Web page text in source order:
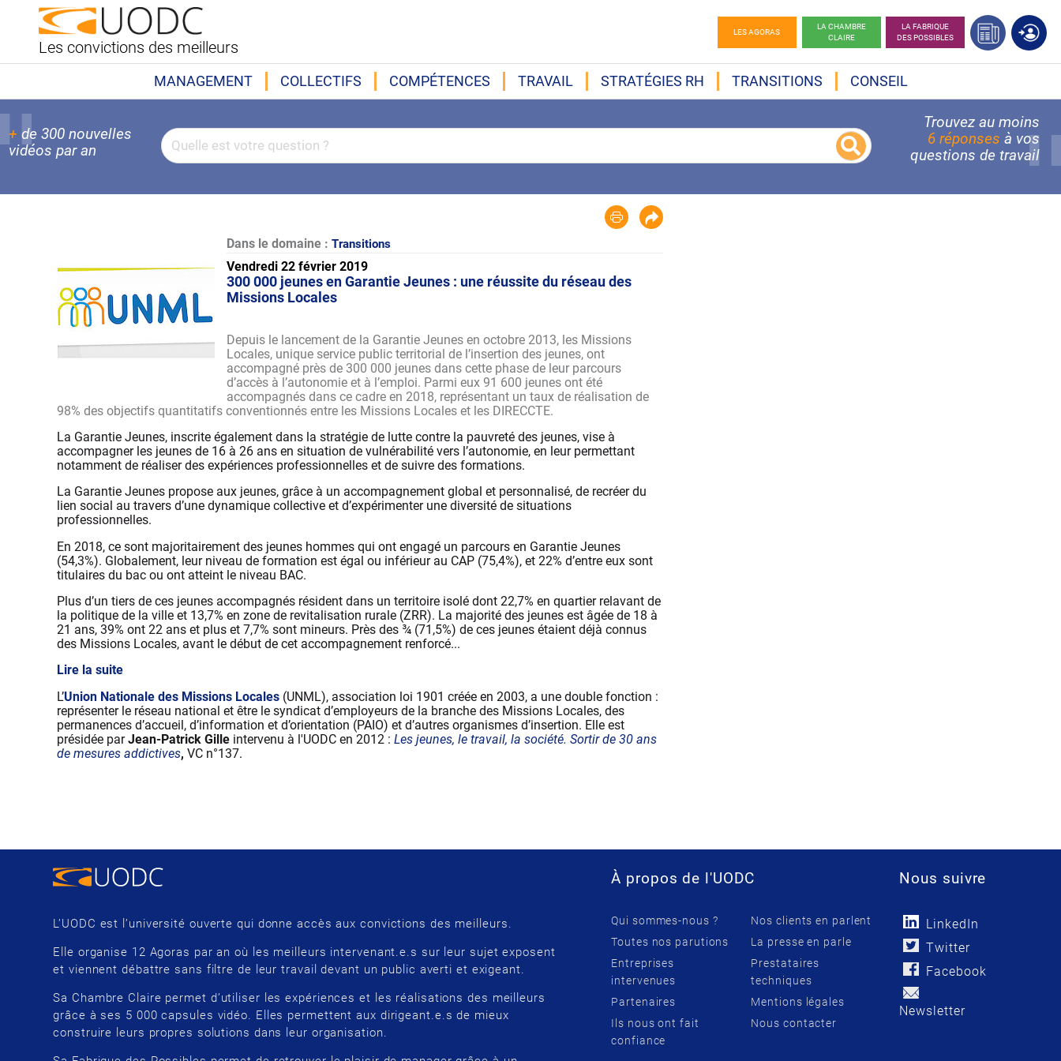
Les convictions des meilleurs
LES AGORAS
LA CHAMBRE
CLAIRE
LA FABRIQUE
DES POSSIBLES
MANAGEMENT COLLECTIFS COMPÉTENCES TRAVAIL STRATÉGIES RH TRANSITIONS CONSEIL
+ de 300 nouvelles
vidéos par an
Trouvez au moins
6 réponses à vos
questions de travail
Dans le domaine : Transitions
Vendredi 22 février 2019
300 000 jeunes en Garantie Jeunes : une réussite du réseau des
Missions Locales
Depuis le lancement de la Garantie Jeunes en octobre 2013, les Missions
Locales, unique service public territorial de l’insertion des jeunes, ont
accompagné près de 300 000 jeunes dans cette phase de leur parcours
d’accès à l’autonomie et à l’emploi. Parmi eux 91 600 jeunes ont été
accompagnés dans ce cadre en 2018, représentant un taux de réalisation de
98% des objectifs quantitatifs conventionnés entre les Missions Locales et les DIRECCTE.
La Garantie Jeunes, inscrite également dans la stratégie de lutte contre la pauvreté des jeunes, vise à
accompagner les jeunes de 16 à 26 ans en situation de vulnérabilité vers l’autonomie, en leur permettant
notamment de réaliser des expériences professionnelles et de suivre des formations.
La Garantie Jeunes propose aux jeunes, grâce à un accompagnement global et personnalisé, de recréer du
lien social au travers d’une dynamique collective et d’expérimenter une diversité de situations
professionnelles.
En 2018, ce sont majoritairement des jeunes hommes qui ont engagé un parcours en Garantie Jeunes
(54,3%). Globalement, leur niveau de formation est égal ou inférieur au CAP (75,4%), et 22% d’entre eux sont
titulaires du bac ou ont atteint le niveau BAC.
Plus d’un tiers de ces jeunes accompagnés résident dans un territoire isolé dont 22,7% en quartier relavant de
la politique de la ville et 13,7% en zone de revitalisation rurale (ZRR). La majorité des jeunes est âgée de 18 à
21 ans, 39% ont 22 ans et plus et 7,7% sont mineurs. Près des ¾ (71,5%) de ces jeunes étaient déjà connus
des Missions Locales, avant le début de cet accompagnement renforcé...
Lire la suite
L’Union Nationale des Missions Locales (UNML), association loi 1901 créée en 2003, a une double fonction :
représenter le réseau national et être le syndicat d’employeurs de la branche des Missions Locales, des
permanences d’accueil, d’information et d’orientation (PAIO) et d’autres organismes d’insertion. Elle est
présidée parJean-Patrick Gille intervenu à l'UODC en 2012 : Les jeunes, le travail, la société. Sortir de 30 ans
de mesures addictives, VC n°137.
L’UODC est l’université ouverte qui donne accès aux convictions des meilleurs.
Elle organise 12 Agoras par an où les meilleurs intervenant.e.s sur leur sujet exposent
et viennent débattre sans filtre de leur travail devant un public averti et exigeant.
Sa Chambre Claire permet d’utiliser les expériences et les réalisations des meilleurs
grâce à ses 5 000 capsules vidéo. Elles permettent aux dirigeant.e.s de mieux
construire leurs propres solutions dans leur organisation.
À propos de l'UODC
Qui sommes-nous ?
Toutes nos parutions
Entreprises
intervenues
Partenaires
Ils nous ont fait
confiance
Nos clients en parlent
La presse en parle
Prestataires
techniques
Mentions légales
Nous contacter
Nous suivre
LinkedIn
Twitter
Facebook
Newsletter